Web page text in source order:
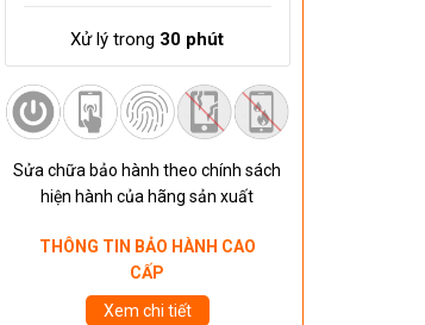
Xử lý trong 30 phút
Sửa chữa bảo hành theo chính sách
hiện hành của hãng sản xuất
THÔNG TIN BẢO HÀNH CAO
CẤP
Xem chi tiết